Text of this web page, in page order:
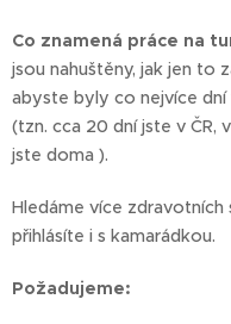
Co znamená práce na
jsou nahuštěny, jak jen to
abyste byly co nejvíce dní
(tzn. cca 20 dní jste v ČR,
jste doma ).
Hledáme více
přihlásíte i s kamarádkou.
Požadujeme: